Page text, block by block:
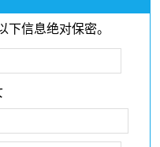
信息绝对保密。